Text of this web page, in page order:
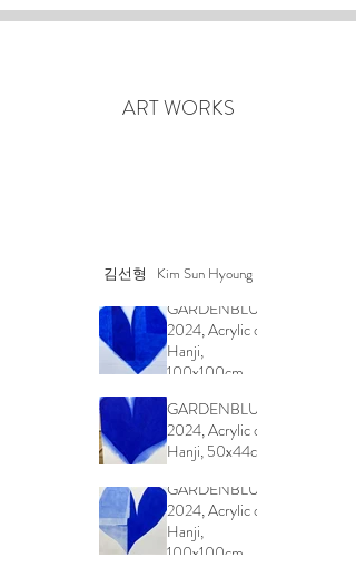
ART WORKS​
김선형 Kim Sun Hyoung
GARDENBLUE,
2024, Acrylic on
Hanji,
100x100cm
GARDENBLUE,
2024, Acrylic on
Hanji, 50x44cm
GARDENBLUE,
2024, Acrylic on
Hanji,
100x100cm